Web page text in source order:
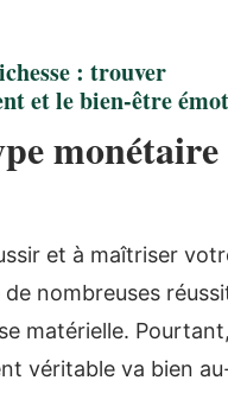
: trouver
et le bien-être
et à maîtriser
nombreuses
matérielle. Pourtant,
véritable va bien